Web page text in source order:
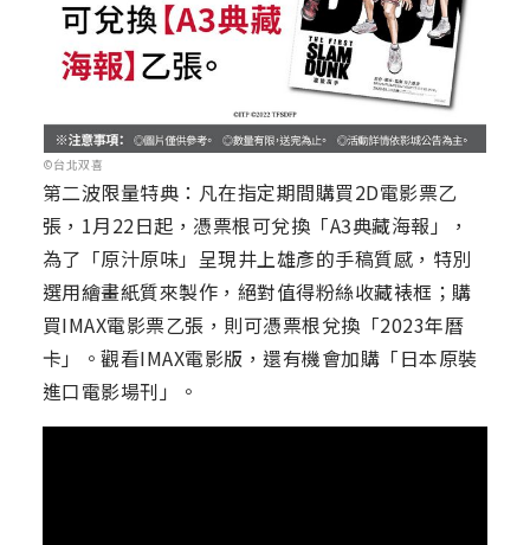
©台北双喜
第二波限量特典：凡在指定期間購買2D電影票乙
張，1月22日起，憑票根可兌換「A3典藏海報」，
為了「原汁原味」呈現井上雄彥的手稿質感，特別
選用繪畫紙質來製作，絕對值得粉絲收藏裱框；購
買IMAX電影票乙張，則可憑票根兌換「2023年曆
卡」。觀看IMAX電影版，還有機會加購「日本原裝
進口電影場刊」。